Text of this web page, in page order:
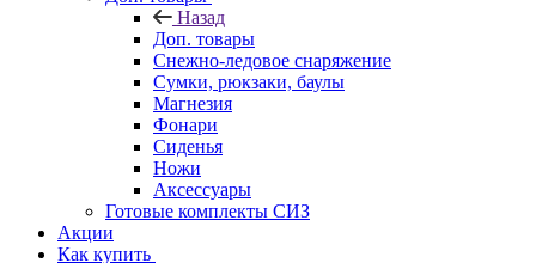
Назад
Доп. товары
Снежно-ледовое снаряжение
Сумки, рюкзаки, баулы
Магнезия
Фонари
Сиденья
Ножи
Аксессуары
Готовые комплекты СИЗ
Акции
Как купить